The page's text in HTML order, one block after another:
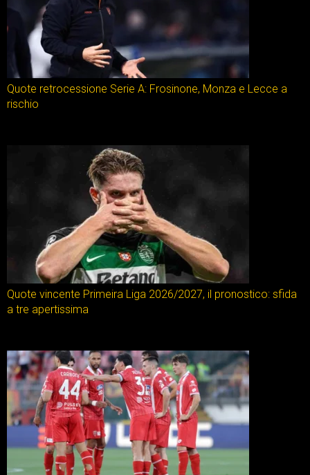
Quote retrocessione Serie A: Frosinone, Monza e Lecce a
rischio
Quote vincente Primeira Liga 2026/2027, il pronostico: sfida
a tre apertissima